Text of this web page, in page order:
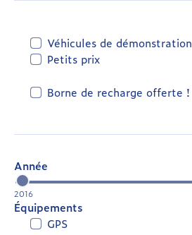
Véhicules de démonstration
Petits prix
Borne de recharge offerte !
Année
2016
Équipements
GPS